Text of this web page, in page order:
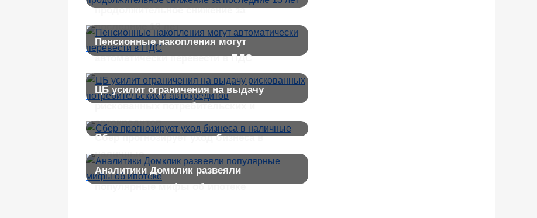
продолжительное снижение за
последние 13 лет
Пенсионные накопления могут
автоматически перевести в ПДС
ЦБ усилит ограничения на выдачу
рискованных потребительских и
автокредитов
Сбер прогнозирует уход бизнеса в
наличные
Аналитики Домклик развеяли
популярные мифы об ипотеке